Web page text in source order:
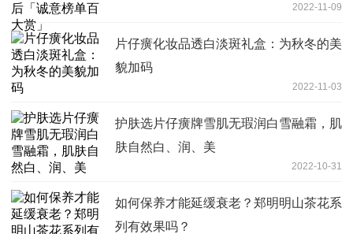
2022-11-09
片仔癀化妆品透白淡斑礼盒：为秋冬的美
貌加码
2022-11-03
护肤选片仔癀牌雪肌无瑕润白雪融霜，肌
肤自然白、润、美
2022-10-31
如何保养才能延缓衰老？郑明明山茶花系
列有效果吗？